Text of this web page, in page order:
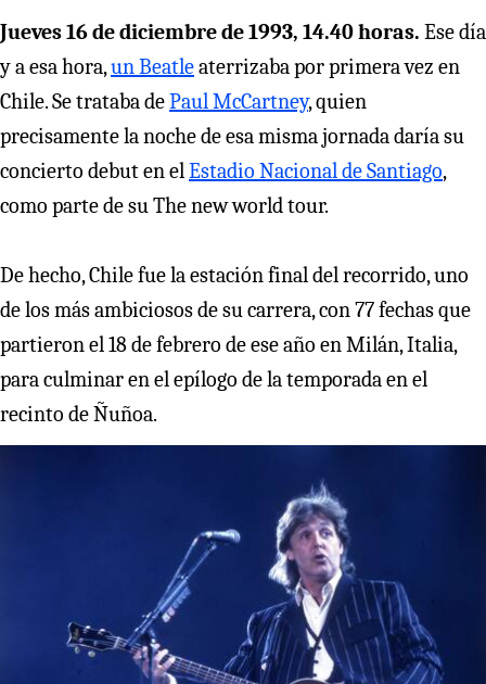
Jueves 16 de diciembre de 1993, 14.40 horas. Ese día
y a esa hora,un Beatleaterrizaba por primera vez en
Chile. Se trataba dePaul McCartney, quien
precisamente la noche de esa misma jornada daría su
concierto debut en elEstadio Nacional de Santiago,
como parte de su The new world tour.
De hecho, Chile fue la estación final del recorrido, uno
de los más ambiciosos de su carrera, con 77 fechas que
partieron el 18 de febrero de ese año en Milán, Italia,
para culminar en el epílogo de la temporada en el
recinto de Ñuñoa.